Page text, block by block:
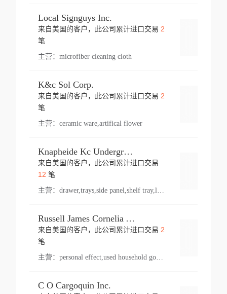
Local Signguys Inc.
来自美国的客户，此公司累计进口交易 2
笔
主营： microfiber cleaning cloth
K&c Sol Corp.
来自美国的客户，此公司累计进口交易 2
笔
主营： ceramic ware,artifical flower
Knapheide Kc Underground
来自美国的客户，此公司累计进口交易
12 笔
主营：
Russell James Cornelia Arlington Va
来自美国的客户，此公司累计进口交易 2
笔
主营： personal effect,used household goods
C O Cargoquin Inc.